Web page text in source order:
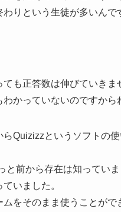
りという生徒が多いんで
も正答数は伸びていきま
かっていないのですから
Quizizzというソフトの
と前から存在は知ってい
いました。
をそのまま使うことがで